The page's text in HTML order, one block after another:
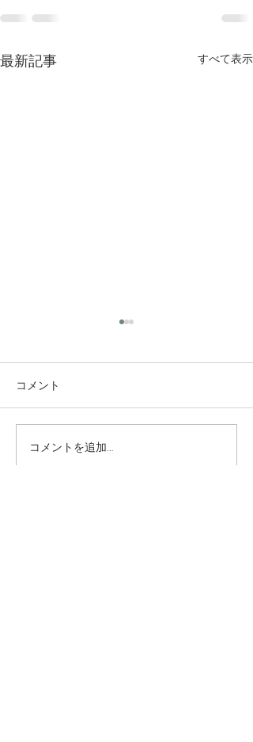
最新記事 すべて表示
究極のアンチエイジング
コメント
コメントを追加…